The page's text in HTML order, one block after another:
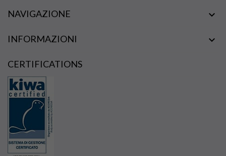
NAVIGAZIONE 
INFORMAZIONI 
CERTIFICATIONS